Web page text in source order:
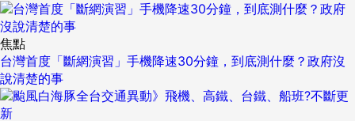
焦點
台灣首度「斷網演習」手機降速30分鐘，到底測什麼？政府沒
說清楚的事